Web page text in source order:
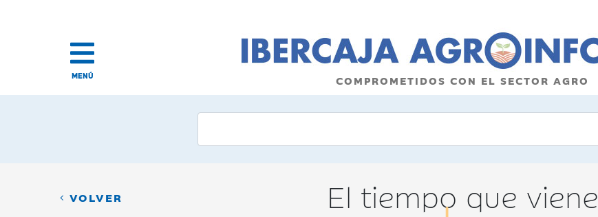
MENÚ COMPROMETIDOS CON EL SECTOR AGRO
VOLVER El tiempo que viene